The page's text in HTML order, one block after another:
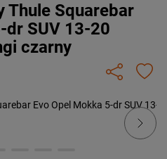
Thule Squarebar
dr SUV 13-20
czarny
Next